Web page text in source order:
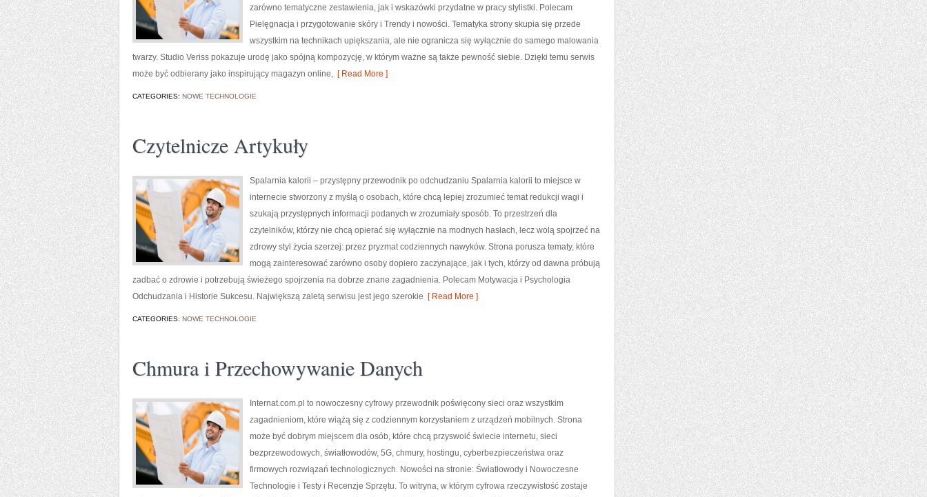
zarówno tematyczne zestawienia, jak i wskazówki przydatne w pracy stylistki. Polecam
Pielęgnacja i przygotowanie skóry i Trendy i nowości. Tematyka strony skupia się przede
wszystkim na technikach upiększania, ale nie ogranicza się wyłącznie do samego malowania
twarzy. Studio Veriss pokazuje urodę jako spójną kompozycję, w którym ważne są także pewność siebie. Dzięki temu serwis
może być odbierany jako inspirujący magazyn online, [ Read More ]
CATEGORIES: NOWE TECHNOLOGIE
Czytelnicze Artykuły
Spalarnia kalorii – przystępny przewodnik po odchudzaniu Spalarnia kalorii to miejsce w
internecie stworzony z myślą o osobach, które chcą lepiej zrozumieć temat redukcji wagi i
szukają przystępnych informacji podanych w zrozumiały sposób. To przestrzeń dla
czytelników, którzy nie chcą opierać się wyłącznie na modnych hasłach, lecz wolą spojrzeć na
zdrowy styl życia szerzej: przez pryzmat codziennych nawyków. Strona porusza tematy, które
mogą zainteresować zarówno osoby dopiero zaczynające, jak i tych, którzy od dawna próbują
zadbać o zdrowie i potrzebują świeżego spojrzenia na dobrze znane zagadnienia. Polecam Motywacja i Psychologia
Odchudzania i Historie Sukcesu. Największą zaletą serwisu jest jego szerokie [ Read More ]
CATEGORIES: NOWE TECHNOLOGIE
Chmura i Przechowywanie Danych
Internat.com.pl to nowoczesny cyfrowy przewodnik poświęcony sieci oraz wszystkim
zagadnieniom, które wiążą się z codziennym korzystaniem z urządzeń mobilnych. Strona
może być dobrym miejscem dla osób, które chcą przyswoić świecie internetu, sieci
bezprzewodowych, światłowodów, 5G, chmury, hostingu, cyberbezpieczeństwa oraz
firmowych rozwiązań technologicznych. Nowości na stronie: Światłowody i Nowoczesne
Technologie i Testy i Recenzje Sprzętu. To witryna, w którym cyfrowa rzeczywistość zostaje